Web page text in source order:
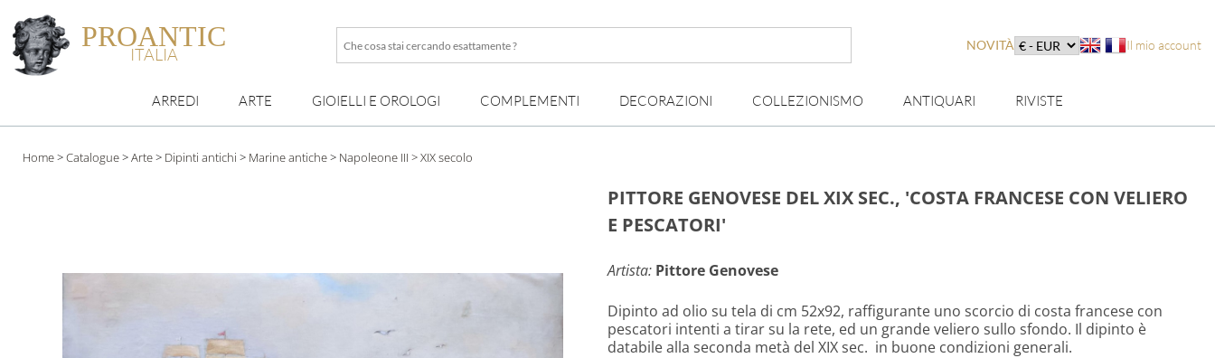
PROANTIC
ITALIA
Che
cercando
esattamente
NOVITÀ Il mio account
ARREDI ARTE GIOIELLI E OROLOGI COMPLEMENTI DECORAZIONI COLLEZIONISMO ANTIQUARI RIVISTE
Home>Catalogue>Arte> Dipinti antichi > Marine antiche> Napoleone III > XIX secolo
PITTORE GENOVESE DEL XIX SEC., 'COSTA FRANCESE CON VELIERO
E PESCATORI'
Artista: Pittore Genovese
Dipinto ad olio su tela di cm 52x92, raffigurante uno scorcio di costa francese con
pescatori intenti a tirar su la rete, ed un grande veliero sullo sfondo. Il dipinto è
databile alla seconda metà del XIX sec. in buone condizioni generali.